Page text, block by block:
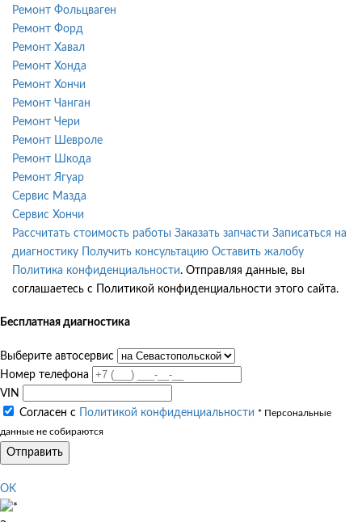
Ремонт Фольцваген
Ремонт Форд
Ремонт Хавал
Ремонт Хонда
Ремонт Хончи
Ремонт Чанган
Ремонт Чери
Ремонт Шевроле
Ремонт Шкода
Ремонт Ягуар
Сервис Мазда
Сервис Хончи
Рассчитать стоимость работы Заказать запчасти Записаться на
диагностику
Получить консультацию Оставить жалобу
Политика конфиденциальности. Отправляя данные, вы
соглашаетесь с Политикой конфиденциальности этого сайта.
Бесплатная диагностика
Выберите автосервис
Номер телефона
VIN
Согласен с
Политикой конфиденциальности * Персональные
данные не собираются
Отправить
OK